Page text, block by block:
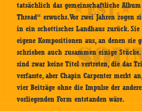
tatsächlich das gemeinschaftliche
Thread“ erwuchs. Vor zwei Jahren zogen
in ein schottisches Landhaus zurück.
eigene Kompositionen aus, an denen sie
schrieben auch zusammen einige
sind zwar keine Titel vertreten, die das
verfasste, aber Chapin Carpenter merkt
vier Beiträge ohne die Impulse der
vorliegenden Form entstanden wäre.